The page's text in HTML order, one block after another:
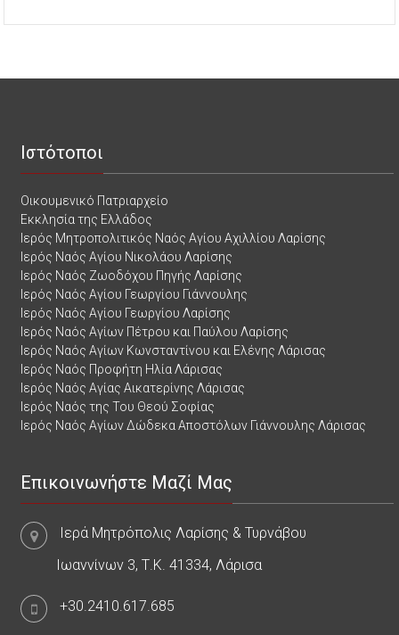
Ιστότοποι
Οικουμενικό Πατριαρχείο
Εκκλησία της Ελλάδος
Ιερός Μητροπολιτικός Ναός Αγίου Αχιλλίου Λαρίσης
Ιερός Ναός Αγίου Νικολάου Λαρίσης
Ιερός Ναός Ζωοδόχου Πηγής Λαρίσης
Ιερός Ναός Αγίου Γεωργίου Γιάννουλης
Ιερός Ναός Αγίου Γεωργίου Λαρίσης
Ιερός Ναός Αγίων Πέτρου και Παύλου Λαρίσης
Ιερός Ναός Αγίων Κωνσταντίνου και Ελένης Λάρισας
Ιερός Ναός Προφήτη Ηλία Λάρισας
Ιερός Ναός Αγίας Αικατερίνης Λάρισας
Ιερός Ναός της Του Θεού Σοφίας
Ιερός Ναός Αγίων Δώδεκα Αποστόλων Γιάννουλης Λάρισας
Επικοινωνήστε Μαζί Μας
Ιερά Μητρόπολις Λαρίσης & Τυρνάβου
Ιωαννίνων 3, Τ.Κ. 41334, Λάρισα
+30.2410.617.685